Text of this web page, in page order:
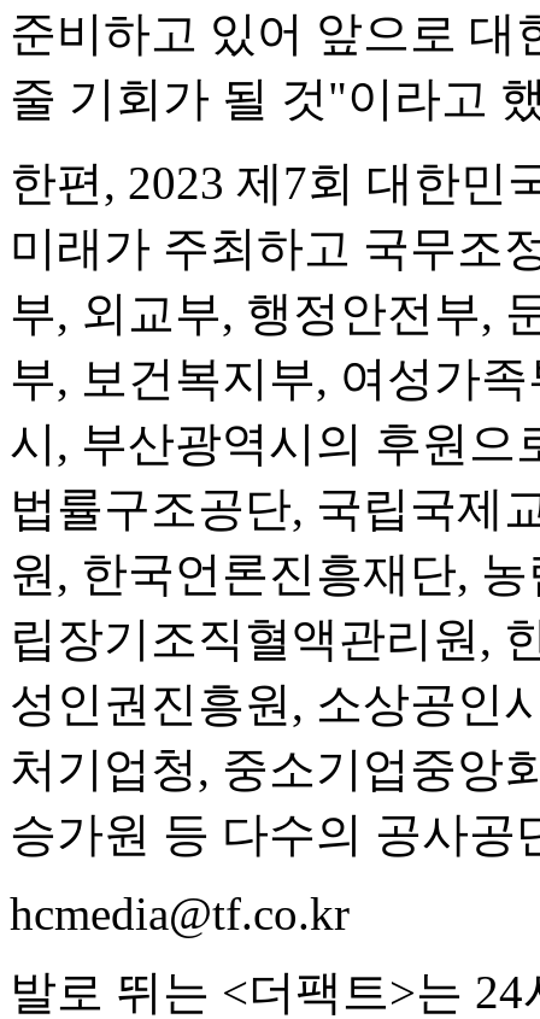
준비하고 있어 앞으로 대
줄 기회가 될 것"이라고
한편, 2023 제7회 대한민
미래가 주최하고 국무조
부, 외교부, 행정안전부,
부, 보건복지부, 여성가
시, 부산광역시의 후원으
법률구조공단, 국립국제
원, 한국언론진흥재단,
립장기조직혈액관리원,
성인권진흥원, 소상공인
처기업청, 중소기업중앙
승가원 등 다수의 공사공
hcmedia@tf.co.kr
발로 뛰는 <더팩트>는